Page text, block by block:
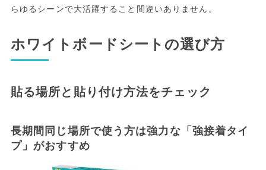
らゆるシーンで大活躍すること間違いありません。
ホワイトボードシートの選び方
貼る場所と貼り付け方法をチェック
長期間同じ場所で使う方は強力な「強接着タイ
プ」がおすすめ